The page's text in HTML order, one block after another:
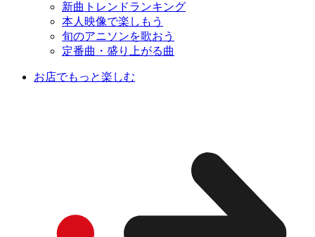
新曲トレンドランキング
本人映像で楽しもう
旬のアニソンを歌おう
定番曲・盛り上がる曲
お店でもっと楽しむ